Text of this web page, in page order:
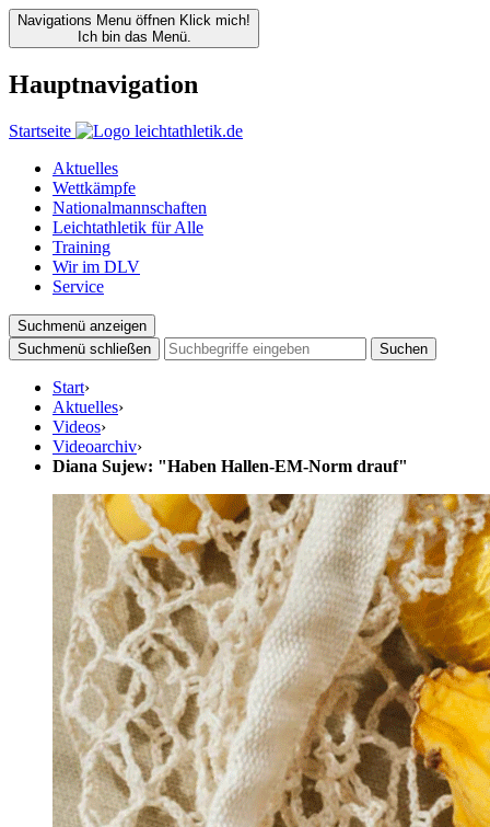
Navigations Menu öffnen Klick mich!
Ich bin das Menü.
Hauptnavigation
Startseite
Aktuelles
Wettkämpfe
Nationalmannschaften
Leichtathletik für Alle
Training
Wir im DLV
Service
Suchmenü anzeigen
Suchmenü schließen
Suchen
Start›
Aktuelles›
Videos›
Videoarchiv›
Diana Sujew: "Haben Hallen-EM-Norm drauf"